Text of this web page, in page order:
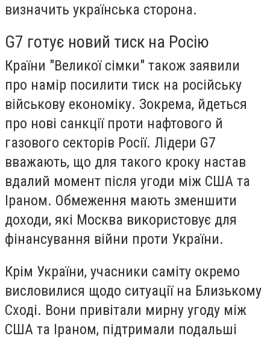
визначить українська сторона.
G7 готує новий тиск на Росію
Країни "Великої сімки" також заявили
про намір посилити тиск на російську
військову економіку. Зокрема, йдеться
про нові санкції проти нафтового й
газового секторів Росії. Лідери G7
вважають, що для такого кроку настав
вдалий момент після угоди між США та
Іраном. Обмеження мають зменшити
доходи, які Москва використовує для
фінансування війни проти України.
Крім України, учасники саміту окремо
висловилися щодо ситуації на Близькому
Сході. Вони привітали мирну угоду між
США та Іраном, підтримали подальші